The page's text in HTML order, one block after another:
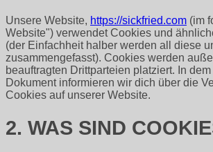
Unsere Website, https://sickfried.com (im
Website") verwendet Cookies und
(der Einfachheit halber werden all diese
zusammengefasst). Cookies werden
beauftragten Drittparteien platziert. In
Dokument informieren wir dich über die
Cookies auf unserer Website.
2. WAS SIND